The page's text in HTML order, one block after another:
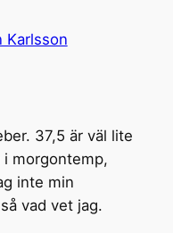
Karlsson
37,5 är väl lite
i morgontemp,
inte min
vad vet jag.